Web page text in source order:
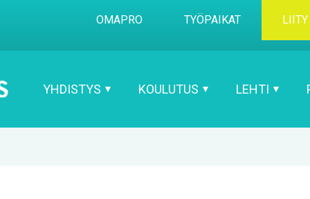
OMA­PRO TYÖ­PAI­KAT
YH­DIS­TYS KOU­LU­TUS LEH­TI